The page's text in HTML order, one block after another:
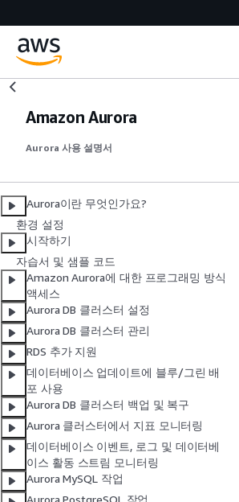
Amazon Aurora
Aurora 사용 설명서
Aurora이란 무엇인가요?
환경 설정
시작하기
자습서 및 샘플 코드
Amazon Aurora에 대한 프로그래밍 방식
액세스
Aurora DB 클러스터 설정
Aurora DB 클러스터 관리
RDS 추가 지원
데이터베이스 업데이트에 블루/그린 배
포 사용
Aurora DB 클러스터 백업 및 복구
Aurora 클러스터에서 지표 모니터링
데이터베이스 이벤트, 로그 및 데이터베
이스 활동 스트림 모니터링
Aurora MySQL 작업